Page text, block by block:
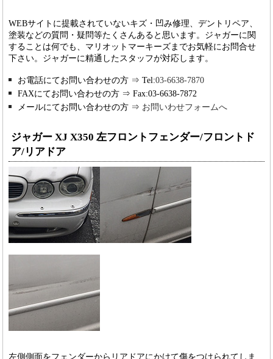
WEBサイトに提載されていないキズ・凹み修理、デントリペア、
塗装などの質問・疑問等たくさんあると思います。ジャガーに関
することは何でも、マリオットマーキーズまでお気軽にお問合せ
下さい。ジャガーに精通したスタッフが対応します。
お電話にてお問い合わせの方 ⇒ Tel:03-6638-7870
FAXにてお問い合わせの方 ⇒ Fax:03-6638-7872
メールにてお問い合わせの方 ⇒ お問いわせフォームへ
ジャガー XJ X350 左フロントフェンダー/フロントド
ア/リアドア
左側側面をフェンダーからリアドアにかけて傷をつけられてしま